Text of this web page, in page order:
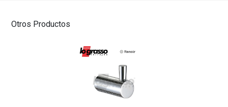
Otros Productos